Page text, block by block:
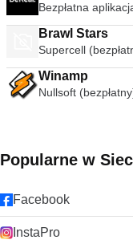
Bezpłatna
Brawl Stars
Supercell
Winamp
Nullsoft
Popularne w
Facebook
InstaPro